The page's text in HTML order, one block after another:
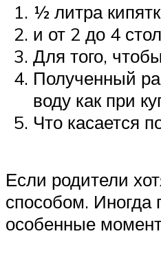
½ литра
и от 2 до 4
Для того,
Полученный
воду как при
Что касается
Если родители
способом. Иногда
особенные